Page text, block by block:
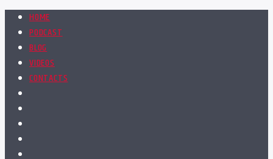
HOME
PODCAST
BLOG
VIDEOS
CONTACTS